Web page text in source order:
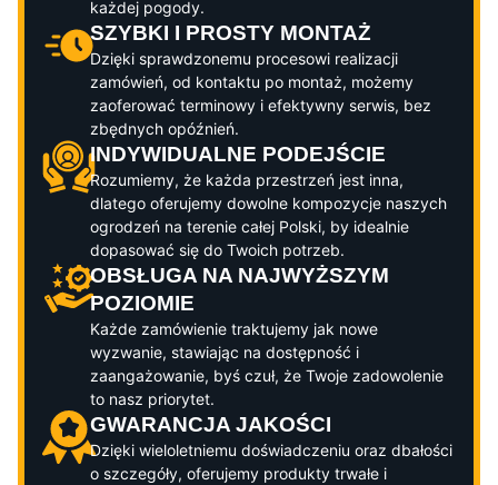
każdej pogody.
SZYBKI I PROSTY MONTAŻ
Dzięki sprawdzonemu procesowi realizacji
zamówień, od kontaktu po montaż, możemy
zaoferować terminowy i efektywny serwis, bez
zbędnych opóźnień.
INDYWIDUALNE PODEJŚCIE
Rozumiemy, że każda przestrzeń jest inna,
dlatego oferujemy dowolne kompozycje naszych
ogrodzeń na terenie całej Polski, by idealnie
dopasować się do Twoich potrzeb.
OBSŁUGA NA NAJWYŻSZYM
POZIOMIE
Każde zamówienie traktujemy jak nowe
wyzwanie, stawiając na dostępność i
zaangażowanie, byś czuł, że Twoje zadowolenie
to nasz priorytet.
GWARANCJA JAKOŚCI
Dzięki wieloletniemu doświadczeniu oraz dbałości
o szczegóły, oferujemy produkty trwałe i